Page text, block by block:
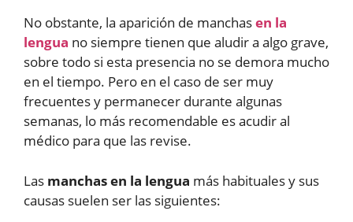
No obstante, la aparición de manchasen la
lengua no siempre tienen que aludir a algo grave,
sobre todo si esta presencia no se demora mucho
en el tiempo. Pero en el caso de ser muy
frecuentes y permanecer durante algunas
semanas, lo más recomendable es acudir al
médico para que las revise.
Las manchas en la lengua más habituales y sus
causas suelen ser las siguientes: